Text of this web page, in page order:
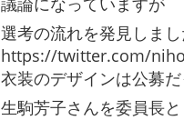
選考の流れを発見しまし
https://twitter.com/
衣装のデザインは公募だ
生駒芳子さんを委員長